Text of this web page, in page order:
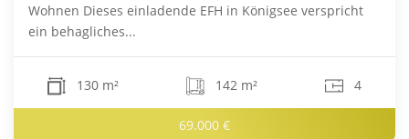
Wohnen Dieses einladende EFH in Königsee verspricht
ein behagliches...
130 m² 142 m² 4
69.000 €